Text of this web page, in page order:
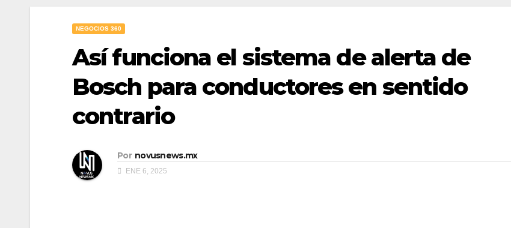
NEGOCIOS 360
Así funciona el sistema de alerta de
Bosch para conductores en sentido
contrario
Por novusnews.mx
ENE 6, 2025